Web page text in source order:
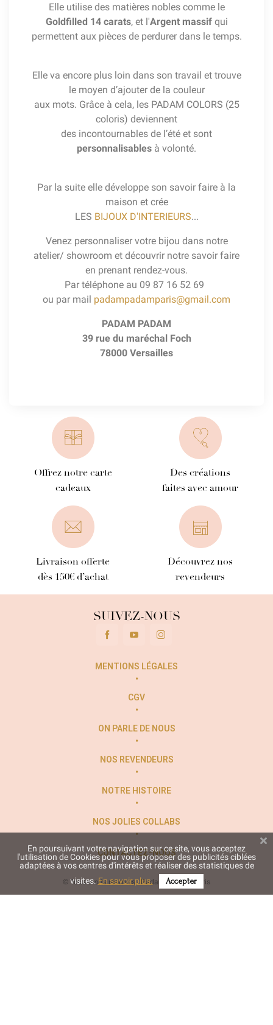
Elle utilise des matières nobles comme le
Goldfilled 14 carats, et l'Argent massifqui
permettent aux pièces de perdurer dans le temps.
Elle va encore plus loin dans son travail et trouve
le moyen d’ajouter de la couleur
aux mots. Grâce à cela, les PADAM COLORS (25
coloris) deviennent
des incontournables de l’été et sont
personnalisables à volonté.
Par la suite elle développe son savoir faire à la
maison et crée
LES BIJOUX D'INTERIEURS...
Venez personnaliser votre bijou dans notre
atelier/ showroom et découvrir notre savoir faire
en prenant rendez-vous.
Par téléphone au 09 87 16 52 69
ou par mail padampadamparis@gmail.com
PADAM PADAM
39 rue du maréchal Foch
78000 Versailles
Offrez notre carte
cadeaux
Des créations
faites avec amour
Livraison offerte
dès 150€ d’achat
Découvrez nos
revendeurs
SUIVEZ-NOUS
MENTIONS LÉGALES
CGV
ON PARLE DE NOUS
NOS REVENDEURS
NOTRE HISTOIRE
NOS JOLIES COLLABS
CONTACTEZ-NOUS
© Tous droits réservés - Padam Padam Paris
En poursuivant votre navigation sur ce site, vous acceptez
l'utilisation de Cookies pour vous proposer des publicités ciblées
adaptées à vos centres d'intérêts et réaliser des statistiques de
visites.En savoir plus. Accepter